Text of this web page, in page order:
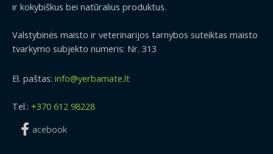
ir kokybiškus bei natūralius produktus.
Valstybinės maisto ir veterinarijos tarnybos suteiktas maisto
tvarkymo subjekto numeris: Nr. 313
El. paštas: info@yerbamate.lt
Tel.: +370 612 98228
acebook